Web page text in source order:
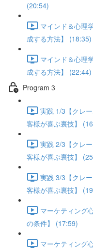
(20:54)
マインド＆心理
成する方法】 (18:35)
マインド＆心理
成する方法】 (22:44)
Program 3
実践 1/3【クレ
客様が喜ぶ裏技】
実践 2/3【クレ
客様が喜ぶ裏技】
実践 3/3【クレ
客様が喜ぶ裏技】
マーケティング
の条件】 (17:59)
マーケティング